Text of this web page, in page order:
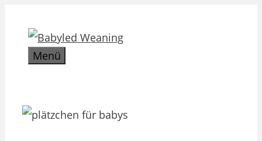
Inhalt
springenMenü